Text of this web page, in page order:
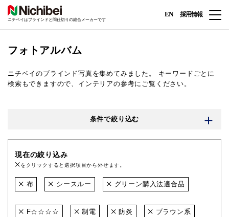
ニチベイはブラインドと間仕切りの総合メーカーです
EN 採用情報
フォトアルバム
ニチベイのブラインド写真を集めてみました。
キーワードごとに
検索もできますので、インテリアの参考にご覧ください。
条件で絞り込む
現在の絞り込み
をクリックすると選択項目から外せます。
布 シースルー グリーン購入法適合品
F☆☆☆☆ 制電 防炎 ブラウン系